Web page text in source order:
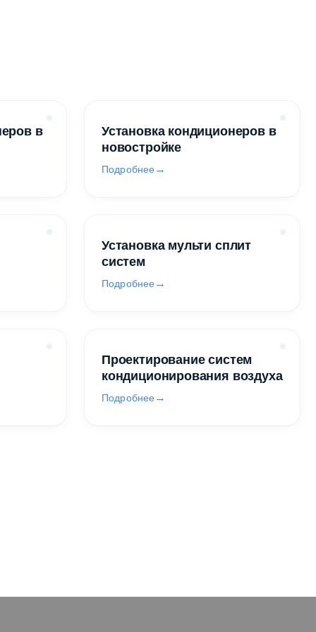
в
Установка кондиционеров в
новостройке
Подробнее
Установка мульти сплит
систем
Подробнее
Проектирование систем
кондиционирования воздуха
Подробнее